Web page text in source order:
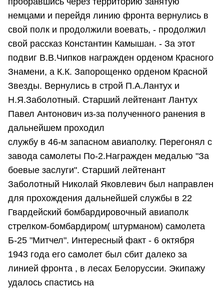
немцами и перейдя линию фронта вернулись в
свой полк и продолжили воевать, - продолжил
свой рассказ Константин Камышан. - За этот
подвиг В.В.Чипков награжден орденом Красного
Знамени, а К.К. Запорощенко орденом Красной
Звезды. Вернулись в строй П.А.Лантух и
Н.Я.Заболотный. Старший лейтенант Лантух
Павел Антонович из-за полученного ранения в
дальнейшем проходил
службу в 46-м запасном авиаполку. Перегонял с
завода самолеты По-2.Награжден медалью "За
боевые заслуги". Старший лейтенант
Заболотный Николай Яковлевич был направлен
для прохождения дальнейшей службы в 22
Гвардейский бомбардировочный авиаполк
стрелком-бомбардиром( штурманом) самолета
Б-25 "Митчел". Интересный факт - 6 октября
1943 года его самолет был сбит далеко за
линией фронта , в лесах Белоруссии. Экипажу
удалось спастись на